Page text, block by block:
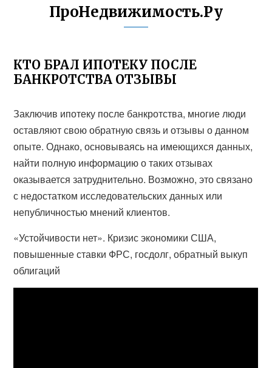
ПроНедвижимость.Ру
КТО БРАЛ ИПОТЕКУ ПОСЛЕ
БАНКРОТСТВА ОТЗЫВЫ
Заключив ипотеку после банкротства, многие люди
оставляют свою обратную связь и отзывы о данном
опыте. Однако, основываясь на имеющихся данных,
найти полную информацию о таких отзывах
оказывается затруднительно. Возможно, это связано
с недостатком исследовательских данных или
непубличностью мнений клиентов.
«Устойчивости нет». Кризис экономики США,
повышенные ставки ФРС, госдолг, обратный выкуп
облигаций